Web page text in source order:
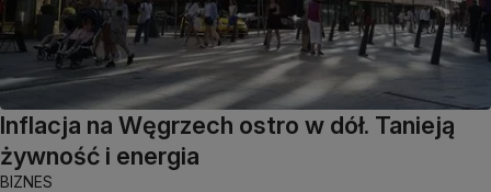
Inflacja na Węgrzech ostro w dół. Tanieją
żywność i energia
BIZNES